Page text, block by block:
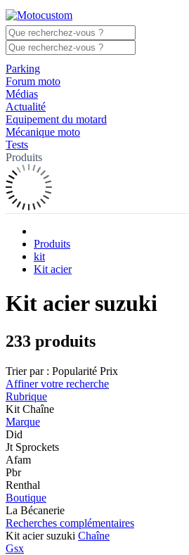
Parking
Forum moto
Médias
Actualité
Equipement du motard
Mécanique moto
Tests
Produits
Produits
kit
Kit acier
Kit acier suzuki
233 produits
Trier par : Popularité Prix
Affiner votre recherche
Rubrique
Kit Chaîne
Marque
Did
Jt Sprockets
Afam
Pbr
Renthal
Boutique
La Bécanerie
Recherches complémentaires
Kit acier suzuki Chaîne
Gsx